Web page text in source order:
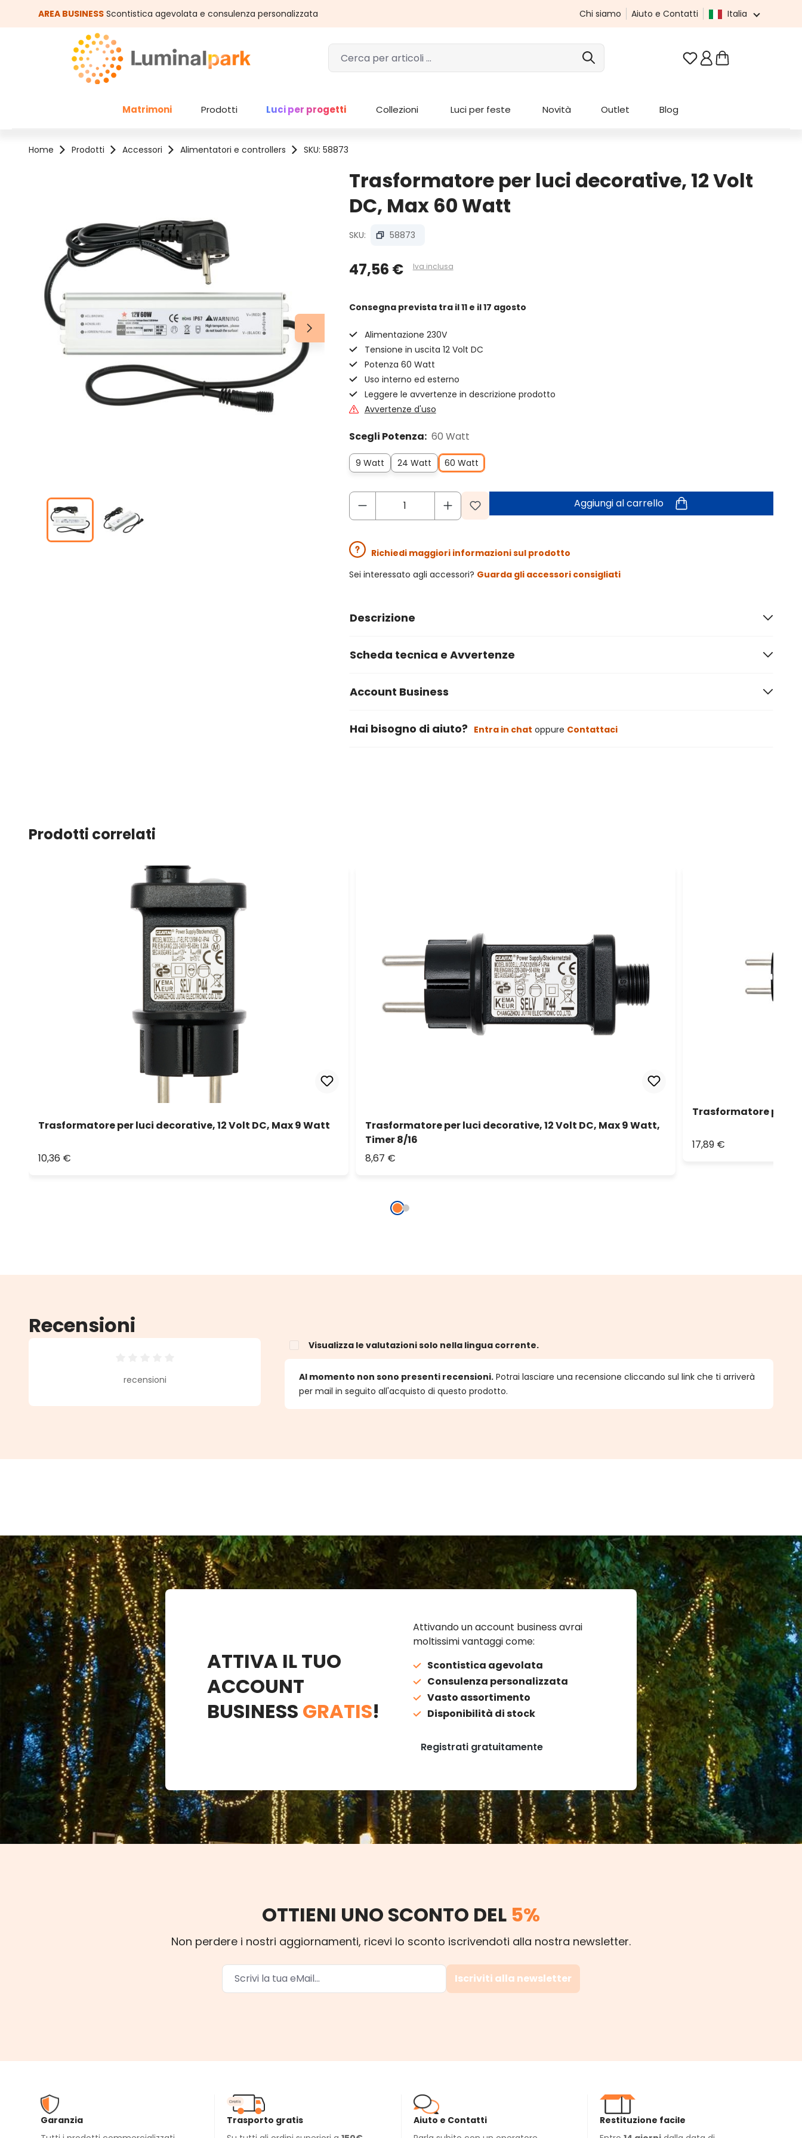
al contenuto principale
Salta alla ricerca
AREA BUSINESS Scontistica agevolata e consulenza personalizzata Chi siamo Aiuto e Contatti Italia
Hai 0 articoli nella
Matrimoni Prodotti Luci per progetti Collezioni Luci per feste Novità Outlet Blog
Home Prodotti Accessori Alimentatori e controllers SKU: 58873
Trasformatore per luci decorative, 12 Volt
DC, Max 60 Watt
SKU: 58873
47,56 € Iva inclusa
Consegna prevista tra il 11 e il 17 agosto
Alimentazione 230V
Tensione in uscita 12 Volt DC
Potenza 60 Watt
Uso interno ed esterno
Leggere le avvertenze in descrizione prodotto
Avvertenze d'uso
Scegli Potenza: 60 Watt
9 Watt 24 Watt 60 Watt
Aggiungi al carrello
Richiedi maggiori informazioni sul prodotto
Sei interessato agli accessori? Guarda gli accessori consigliati
Descrizione
Scheda tecnica e Avvertenze
Account Business
Hai bisogno di aiuto? Entra in chat oppure Contattaci
Prodotti correlati
Trasformatore per luci decorative, 12 Volt DC, Max 9 Watt
10,36 €
Trasformatore per luci decorative, 12 Volt DC, Max 9 Watt,
Timer 8/16
8,67 €
Trasformatore per
17,89 €
Recensioni
Valutazione media di 0 su 5 stelle
recensioni
Visualizza le valutazioni solo nella lingua corrente.
Al momento non sono presenti recensioni. Potrai lasciare una recensione cliccando sul link che ti arriverà
per mail in seguito all'acquisto di questo prodotto.
ATTIVA IL TUO
ACCOUNT
BUSINESS GRATIS!
Attivando un account business avrai
moltissimi vantaggi come:
Scontistica agevolata
Consulenza personalizzata
Vasto assortimento
Disponibilità di stock
Registrati gratuitamente
OTTIENI UNO SCONTO DEL 5%
Non perdere i nostri aggiornamenti, ricevi lo sconto iscrivendoti alla nostra newsletter.
Iscriviti alla newsletter
Garanzia
Trasporto gratis
Aiuto e Contatti
Restituzione facile